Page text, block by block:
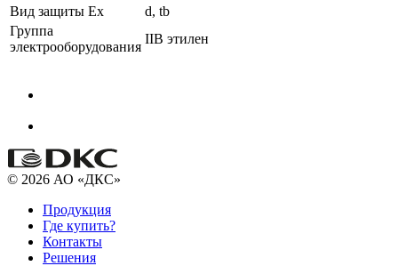
Вид защиты Ex
d, tb
Группа
электрооборудования
IIВ этилен
© 2026 АО «ДКС»
Продукция
Где купить?
Контакты
Решения